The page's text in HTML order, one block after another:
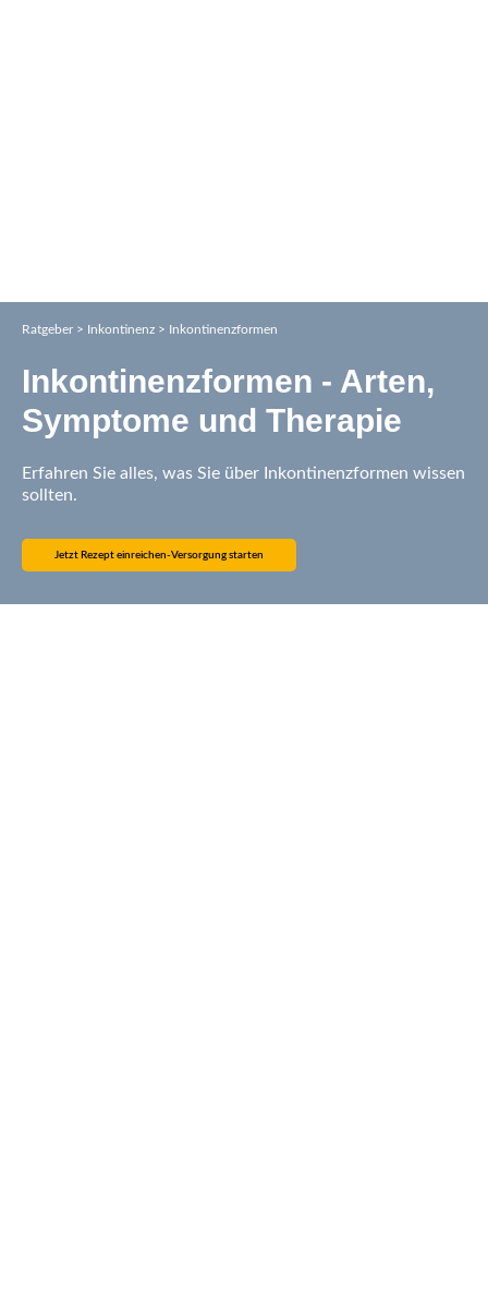
Ratgeber > Inkontinenz > Inkontinenzformen
Inkontinenzformen - Arten,
Symptome und Therapie
Erfahren Sie alles, was Sie über Inkontinenzformen wissen
sollten.
Jetzt Rezept einreichen-Versorgung starten